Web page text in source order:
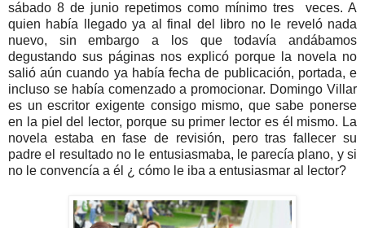
sábado 8 de junio repetimos como mínimo tres veces. A
quien había llegado ya al final del libro no le reveló nada
nuevo, sin embargo a los que todavía andábamos
degustando sus páginas nos explicó porque la novela no
salió aún cuando ya había fecha de publicación, portada, e
incluso se había comenzado a promocionar. Domingo Villar
es un escritor exigente consigo mismo, que sabe ponerse
en la piel del lector, porque su primer lector es él mismo. La
novela estaba en fase de revisión, pero tras fallecer su
padre el resultado no le entusiasmaba, le parecía plano, y si
no le convencía a él ¿ cómo le iba a entusiasmar al lector?